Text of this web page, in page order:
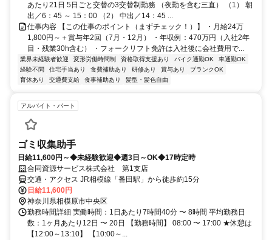
あたり21日 5日ごと交替の3交替制勤務 （夜勤を含む三直） （1） 朝
出／6：45 ～ 15：00 （2） 中出／14：45 ...
仕事内容 【この仕事のポイント（まずチェック！）】 ・月給24万
1,800円～＋賞与年2回（7月・12月） ・年収例：470万円（入社2年
目・残業30h含む） ・フォークリフト免許は入社後に会社費用で...
業界未経験者歓迎 変形労働時間制 資格取得支援あり バイク通勤OK
車通勤OK
経験不問
住宅手当あり 食費補助あり 研修あり 賞与あり
ブランクOK
育休あり
交通費支給 食事補助あり 髪型・髪色自由
アルバイト・パート
ゴミ収集助手
日給11,600円～◆未経験歓迎◆週3日～OK◆17時定時
合同資源サービス株式会社 第1支店
交通・アクセス JR相模線「番田駅」から徒歩約15分
日給11,600円
神奈川県相模原市中央区
勤務時間詳細 実働時間：1日あたり7時間40分 〜 8時間 平均勤務日
数：1ヶ月あたり12日 〜 20日 【勤務時間】 08:00 〜 17:00 ★休憩は
【12:00～13:10】 【10:00～...